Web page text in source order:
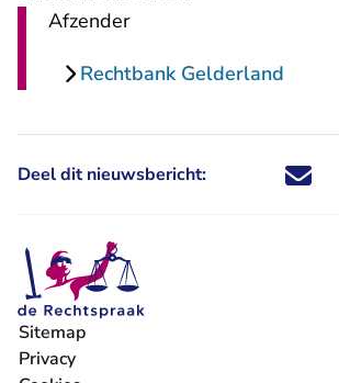
Afzender
Rechtbank Gelderland
Deel dit nieuwsbericht: Deel dit
Deel dit
Deel
Sitemap
Privacy